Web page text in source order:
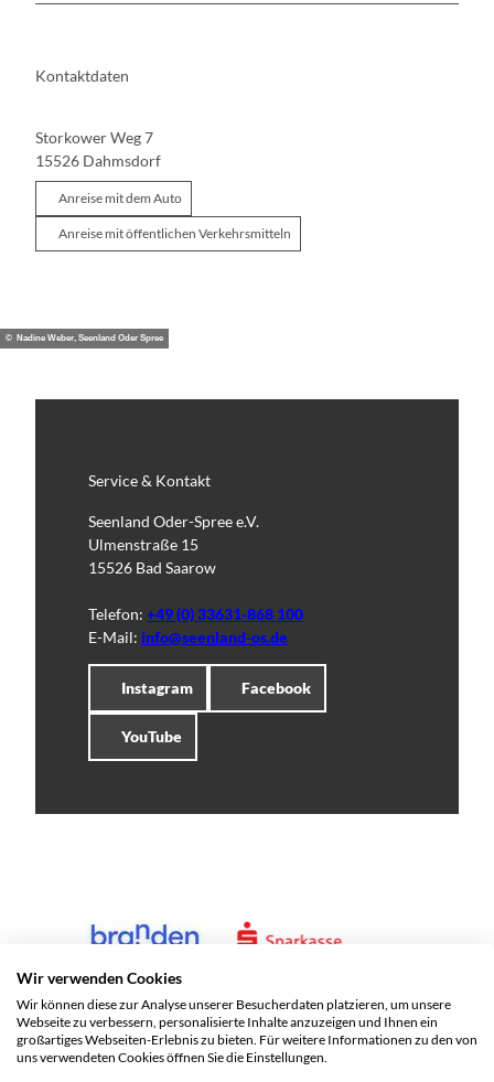
Kontaktdaten
Storkower Weg 7
15526 Dahmsdorf
Anreise mit dem Auto
Anreise mit öffentlichen Verkehrsmitteln
© Nadine Weber, Seenland Oder Spree
Service & Kontakt
Seenland Oder-Spree e.V.
Ulmenstraße 15
15526 Bad Saarow
Telefon: +49 (0) 33631-868 100
E-Mail: info@seenland-os.de
Instagram Facebook
YouTube
Wir verwenden Cookies
Wir können diese zur Analyse unserer Besucherdaten platzieren, um unsere
Webseite zu verbessern, personalisierte Inhalte anzuzeigen und Ihnen ein
großartiges Webseiten-Erlebnis zu bieten. Für weitere Informationen zu den von
uns verwendeten Cookies öffnen Sie die Einstellungen.